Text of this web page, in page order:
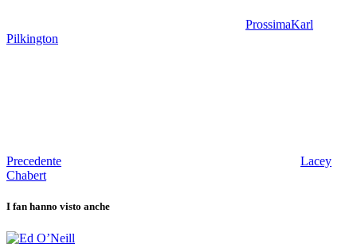
ProssimaKarl
Pilkington
Precedente
Lacey
Chabert
I fan hanno visto anche